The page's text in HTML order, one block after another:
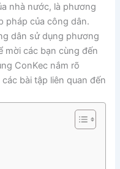
nhà nước, là phương
pháp của công dân.
dân sử dụng phương
mời các bạn cùng đến
ConKec nắm rõ
bài tập liên quan đến